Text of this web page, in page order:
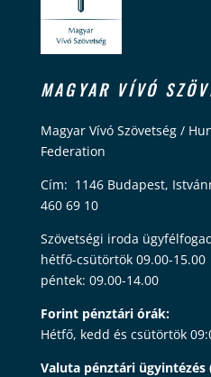
MAGYAR VÍVÓ
Magyar Vívó Szövetség /
Federation
Cím: 1146 Budapest,
460 69 10
Szövetségi iroda
hétfő-csütörtök 09.00-15.00
péntek: 09.00-14.00
Forint pénztári órák:
Hétfő, kedd és csütörtök
Valuta pénztári ügyintézés